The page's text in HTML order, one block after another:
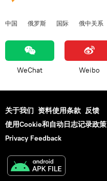
中国 俄罗斯 国际 俄中关系
WeChat Weibo
关于我们 资料使用条款 反馈
使用Cookie和自动日志记录政策
Privacy Feedback